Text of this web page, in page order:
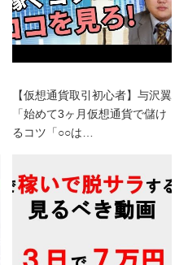
【仮想通貨取引初心者】与沢翼
「始めて3ヶ月仮想通貨で儲け
るコツ「○○は…